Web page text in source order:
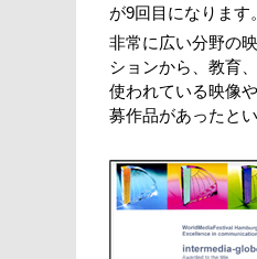
が9回目になります
非常に広い分野の
ションから、教育
使われている映像
募作品があったと